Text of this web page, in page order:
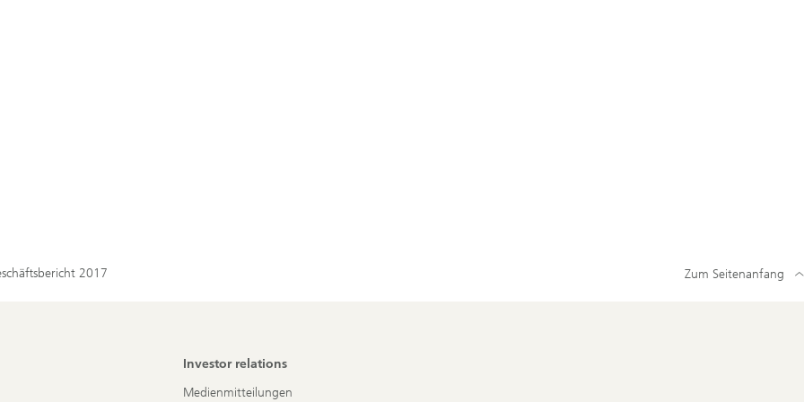
2017 Zum Seitenanfang
Investor relations
Medienmitteilungen